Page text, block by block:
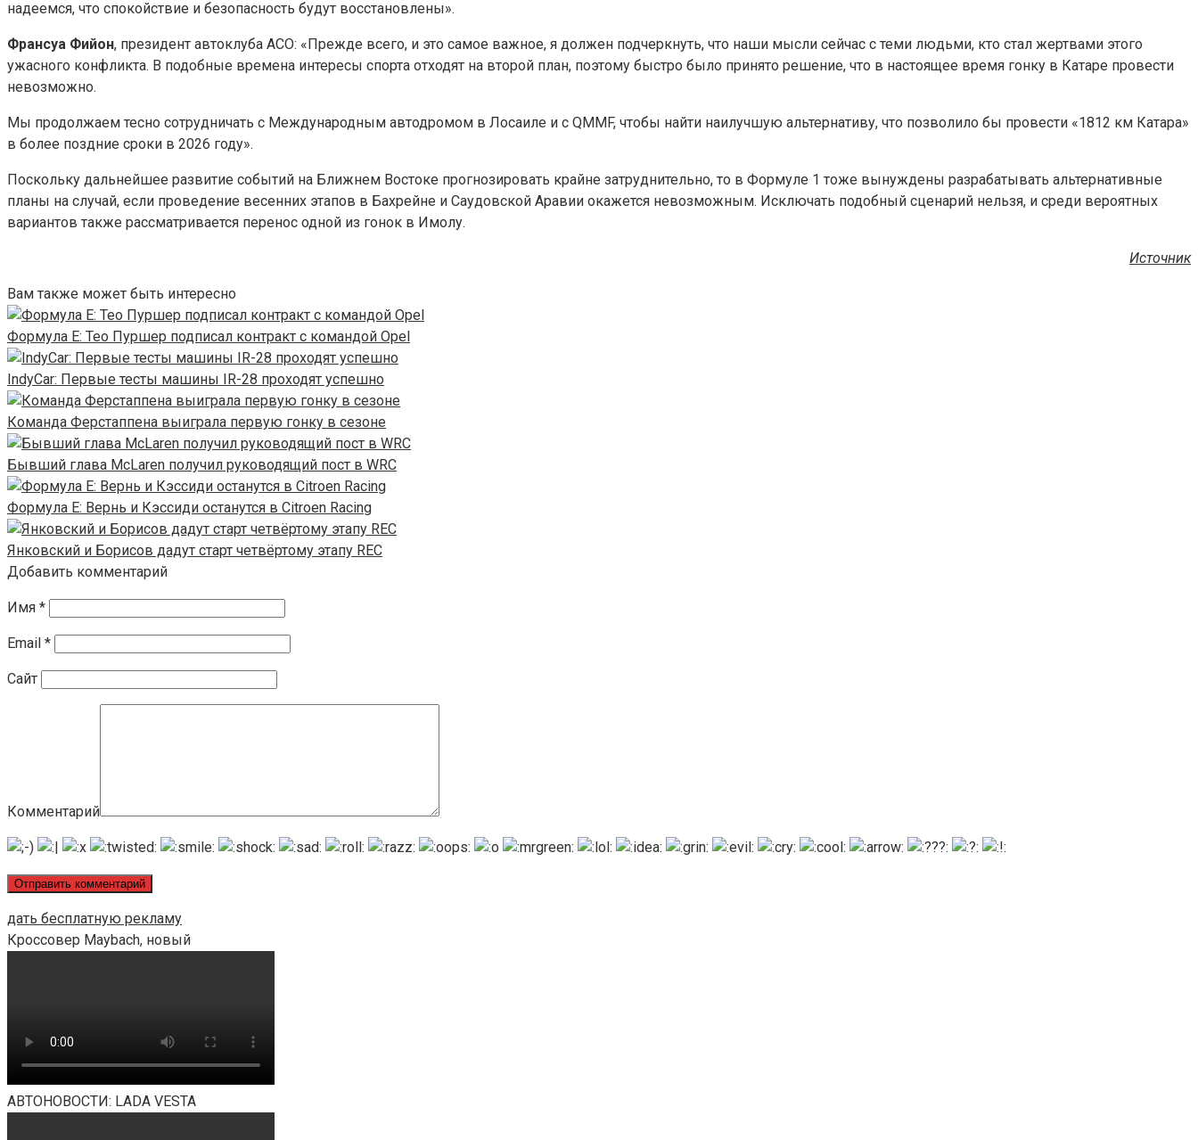
надеемся, что спокойствие и безопасность будут восстановлены».
Франсуа Фийон, президент автоклуба ACO: «Прежде всего, и это самое важное, я должен подчеркнуть, что наши мысли сейчас с теми людьми, кто стал жертвами этого
ужасного конфликта. В подобные времена интересы спорта отходят на второй план, поэтому быстро было принято решение, что в настоящее время гонку в Катаре провести
невозможно.
Мы продолжаем тесно сотрудничать с Международным автодромом в Лосаиле и с QMMF, чтобы найти наилучшую альтернативу, что позволило бы провести «1812 км Катара»
в более поздние сроки в 2026 году».
Поскольку дальнейшее развитие событий на Ближнем Востоке прогнозировать крайне затруднительно, то в Формуле 1 тоже вынуждены разрабатывать альтернативные
планы на случай, если проведение весенних этапов в Бахрейне и Саудовской Аравии окажется невозможным. Исключать подобный сценарий нельзя, и среди вероятных
вариантов также рассматривается перенос одной из гонок в Имолу.
Источник
Вам также может быть интересно
Формула E: Тео Пуршер подписал контракт с командой Opel
IndyCar: Первые тесты машины IR-28 проходят успешно
Команда Ферстаппена выиграла первую гонку в сезоне
Бывший глава McLaren получил руководящий пост в WRC
Формула Е: Вернь и Кэссиди останутся в Citroen Racing
Янковский и Борисов дадут старт четвёртому этапу REC
Добавить комментарий
Имя *
Email *
Сайт
Комментарий
дать бесплатную рекламу
Кроссовер Maybach, новый
АВТОНОВОСТИ: LADA VESTA